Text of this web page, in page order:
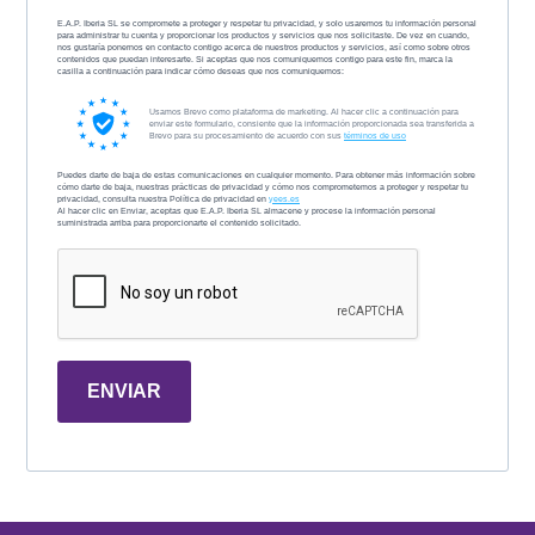
E.A.P. Iberia SL se compromete a proteger y respetar tu privacidad, y solo usaremos tu información personal
para administrar tu cuenta y proporcionar los productos y servicios que nos solicitaste. De vez en cuando,
nos gustaría ponernos en contacto contigo acerca de nuestros productos y servicios, así como sobre otros
contenidos que puedan interesarte. Si aceptas que nos comuniquemos contigo para este fin, marca la
casilla a continuación para indicar cómo deseas que nos comuniquemos:
Usamos Brevo como plataforma de marketing. Al hacer clic a continuación para
enviar este formulario, consiente que la información proporcionada sea transferida a
Brevo para su procesamiento de acuerdo con sus términos de uso
Puedes darte de baja de estas comunicaciones en cualquier momento. Para obtener más información sobre
cómo darte de baja, nuestras prácticas de privacidad y cómo nos comprometemos a proteger y respetar tu
privacidad, consulta nuestra Política de privacidad en yees.es
Al hacer clic en Enviar, aceptas que E.A.P. Iberia SL almacene y procese la información personal
suministrada arriba para proporcionarte el contenido solicitado.
ENVIAR